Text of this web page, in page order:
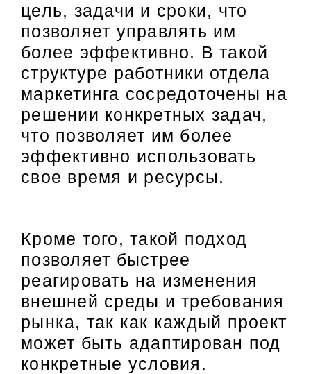
цель, задачи и сроки, что
позволяет управлять им
более эффективно. В такой
структуре работники отдела
маркетинга сосредоточены на
решении конкретных задач,
что позволяет им более
эффективно использовать
свое время и ресурсы.
Кроме того, такой подход
позволяет быстрее
реагировать на изменения
внешней среды и требования
рынка, так как каждый проект
может быть адаптирован под
конкретные условия.